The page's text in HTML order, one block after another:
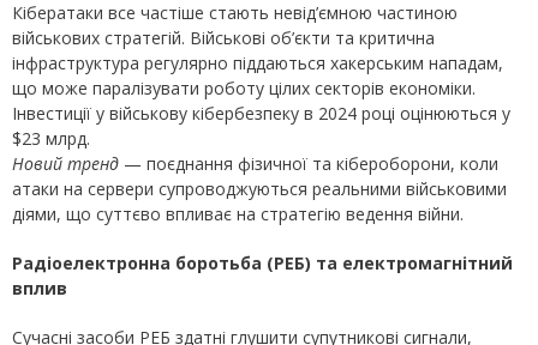
Кібератаки все частіше стають невід’ємною частиною
військових стратегій. Військові об’єкти та критична
інфраструктура регулярно піддаються хакерським нападам,
що може паралізувати роботу цілих секторів економіки.
Інвестиції у військову кібербезпеку в 2024 році оцінюються у
$23 млрд.
Новий тренд — поєднання фізичної та кібероборони, коли
атаки на сервери супроводжуються реальними військовими
діями, що суттєво впливає на стратегію ведення війни.
Радіоелектронна боротьба (РЕБ) та електромагнітний
вплив
Сучасні засоби РЕБ здатні глушити супутникові сигнали,